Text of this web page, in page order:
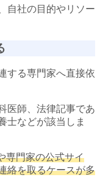
自社の目的やリソー
する専門家へ直接依
医師、法律記事であ
士などが該当しま
専門家の公式サイ
絡を取るケースが多